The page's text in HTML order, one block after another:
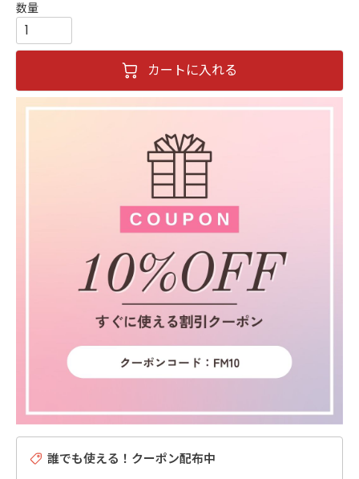
カートに入れる
誰でも使える！クーポン配布中